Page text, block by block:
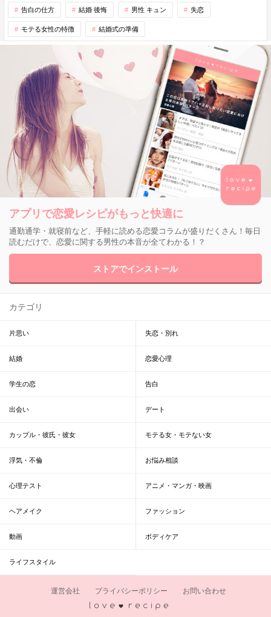
告白の仕方 結婚 後悔 男性 キュン 失恋
モテる女性の特徴 結婚式の準備
アプリで恋愛レシピがもっと快適に
通勤通学・就寝前など、手軽に読める恋愛コラムが盛りだくさん！毎日
読むだけで、恋愛に関する男性の本音が全てわかる！？
ストアでインストール
カテゴリ
片思い 失恋・別れ
結婚 恋愛心理
学生の恋 告白
出会い デート
カップル・彼氏・彼女 モテる女・モテない女
浮気・不倫 お悩み相談
心理テスト アニメ・マンガ・映画
ヘアメイク ファッション
動画 ボディケア
ライフスタイル
運営会社 プライバシーポリシー お問い合わせ